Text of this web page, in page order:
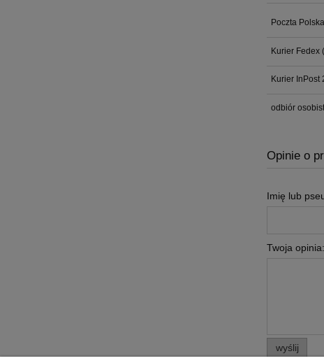
Poczta Polska
Kurier Fedex
Kurier InPost
odbiór
Opinie o
Imię lub
Twoja opinia:
wyślij